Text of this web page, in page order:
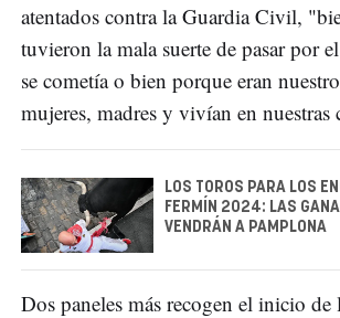
atentados contra la Guardia Civil,
tuvieron la mala suerte de pasar por
se cometía o bien porque eran
mujeres, madres y vivían en nuestras
LOS TOROS PARA LOS
FERMÍN 2024: LAS
VENDRÁN A PAMPLONA
Dos paneles más recogen el inicio